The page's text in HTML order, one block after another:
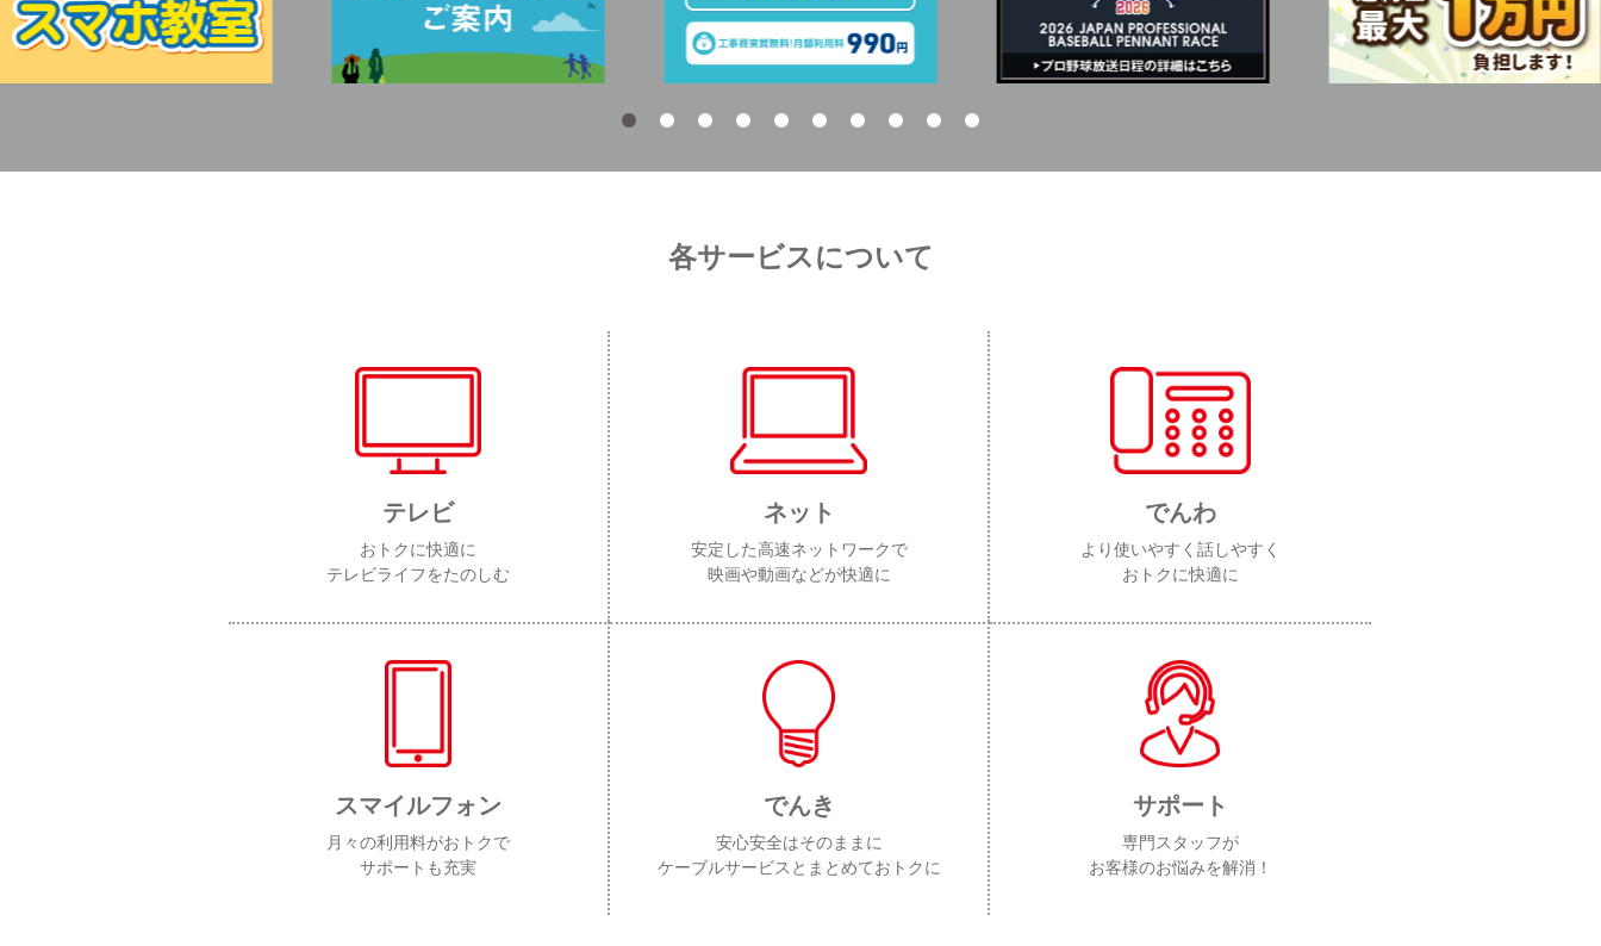
各サービスについて
テレビ
おトクに快適に
テレビライフをたのしむ
ネット
安定した高速ネットワークで
映画や動画などが快適に
でんわ
より使いやすく話しやすく
おトクに快適に
スマイルフォン
月々の利用料がおトクで
サポートも充実
でんき
安心安全はそのままに
ケーブルサービスとまとめておトクに
サポート
専門スタッフが
お客様のお悩みを解消！